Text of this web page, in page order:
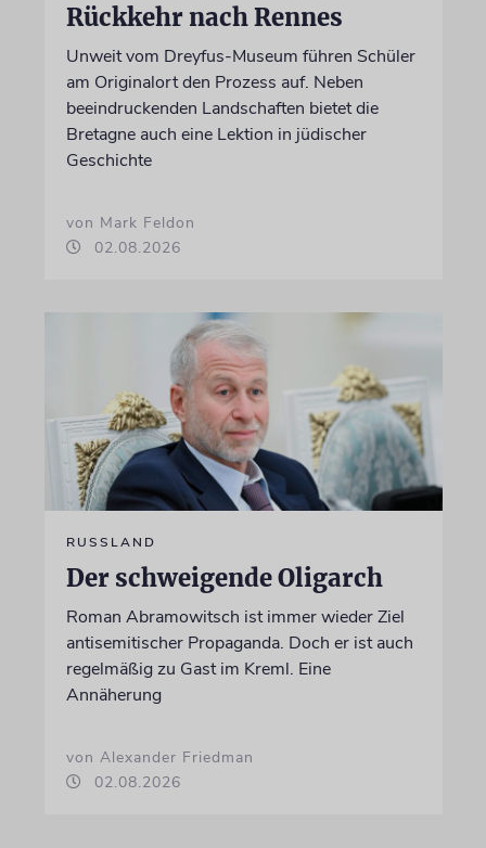
Rückkehr nach Rennes
Unweit vom Dreyfus-Museum führen Schüler
am Originalort den Prozess auf. Neben
beeindruckenden Landschaften bietet die
Bretagne auch eine Lektion in jüdischer
Geschichte
von Mark Feldon
02.08.2026
RUSSLAND
Der schweigende Oligarch
Roman Abramowitsch ist immer wieder Ziel
antisemitischer Propaganda. Doch er ist auch
regelmäßig zu Gast im Kreml. Eine
Annäherung
von Alexander Friedman
02.08.2026